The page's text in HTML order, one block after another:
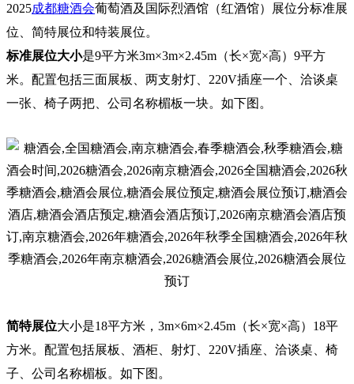
2025成都糖酒会葡萄酒及国际烈酒馆（红酒馆）展位分标准展
位、简特展位和特装展位。
标准展位大小是9平方米3m×3m×2.45m（长×宽×高）9平方
米。配置包括三面展板、两支射灯、220V插座一个、洽谈桌
一张、椅子两把、公司名称楣板一块。如下图。
简特展位大小是18平方米，3m×6m×2.45m（长×宽×高）18平
方米。配置包括展板、酒柜、射灯、220V插座、洽谈桌、椅
子、公司名称楣板。如下图。